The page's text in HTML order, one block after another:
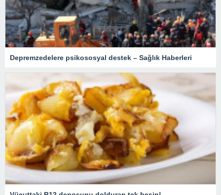
Depremzedelere psikososyal destek – Sağlık Haberleri